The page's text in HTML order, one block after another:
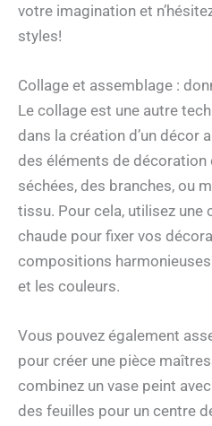
votre imagination et
styles!
Collage et assemblage :
Le collage est une autre
dans la création d’un décor
des éléments de
séchées, des branches, ou
tissu. Pour cela, utilisez une
chaude pour fixer vos
compositions
et les couleurs.
Vous pouvez également
pour créer une pièce
combinez un vase peint
des feuilles pour un centre